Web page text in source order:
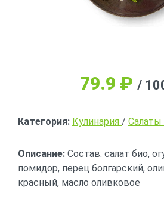
79.9 ₽ /
Категория: Кулинария / Салаты
Описание: Состав: салат био,
помидор, перец болгарский,
красный, масло оливковое